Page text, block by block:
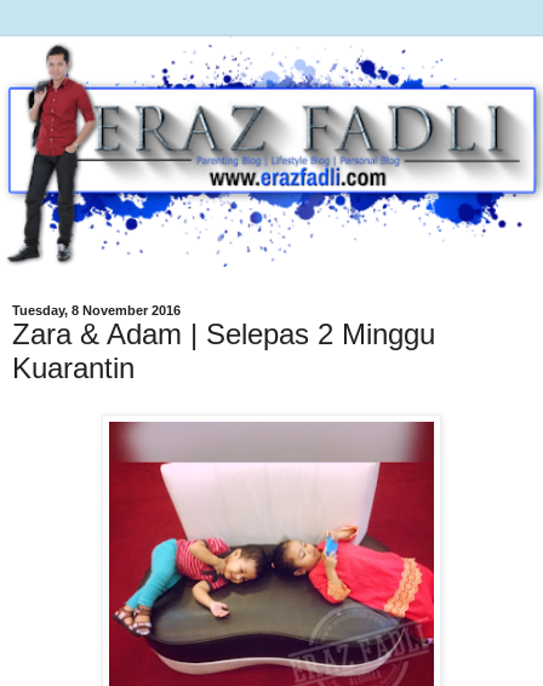
Tuesday, 8 November 2016
Zara & Adam | Selepas 2 Minggu
Kuarantin